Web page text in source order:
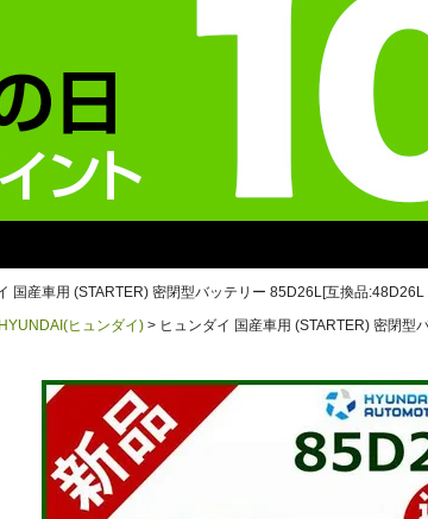
国産車用 (STARTER) 密閉型バッテリー 85D26L[互換品
HYUNDAI(ヒュンダイ) ヒュンダイ 国産車用 (STARTER) 密閉